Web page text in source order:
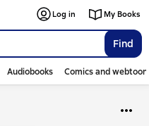
Find
Log in My Books
Audiobooks Comics and